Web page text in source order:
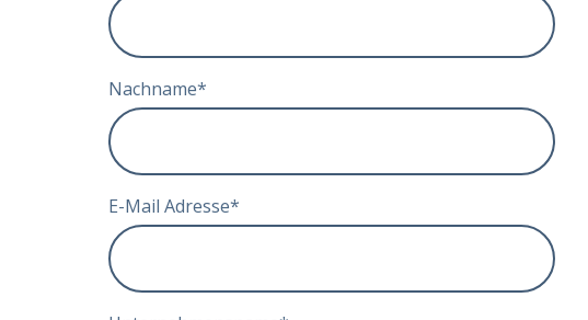
Nachname*
E-Mail Adresse*